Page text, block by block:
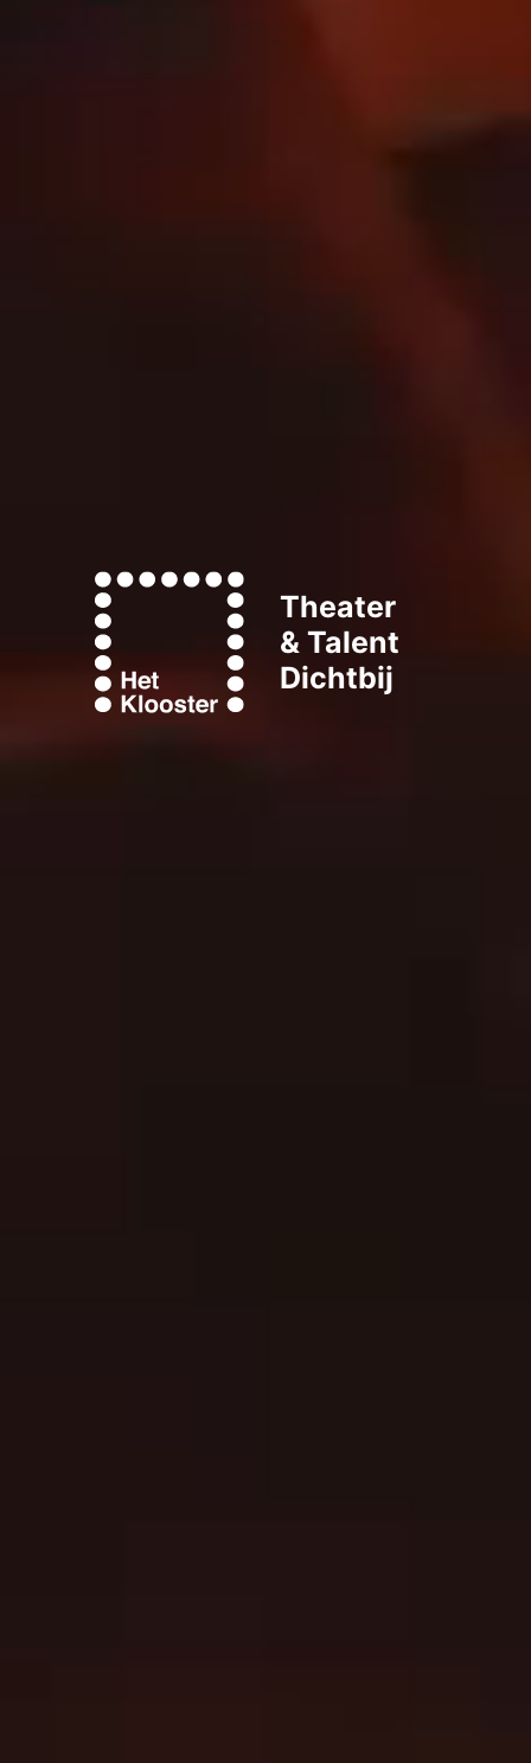
Theater
& Talent
Dichtbij